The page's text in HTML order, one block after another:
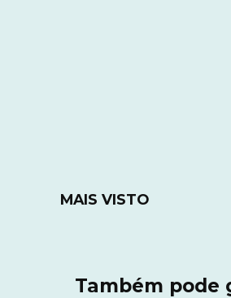
MAIS VISTO
Também pode